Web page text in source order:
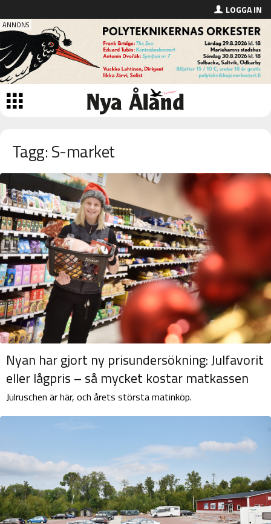
LOGGA IN
Tagg: S-market
Nyan har gjort ny prisundersökning: Julfavorit
eller lågpris – så mycket kostar matkassen
Julruschen är här, och årets största matinköp.